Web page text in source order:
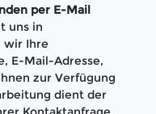
per E-Mail
uns in
wir Ihre
E-Mail-Adresse,
zur Verfügung
dient der